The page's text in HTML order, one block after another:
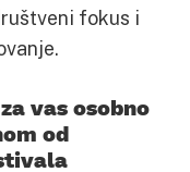
fokus i
vas osobno
od